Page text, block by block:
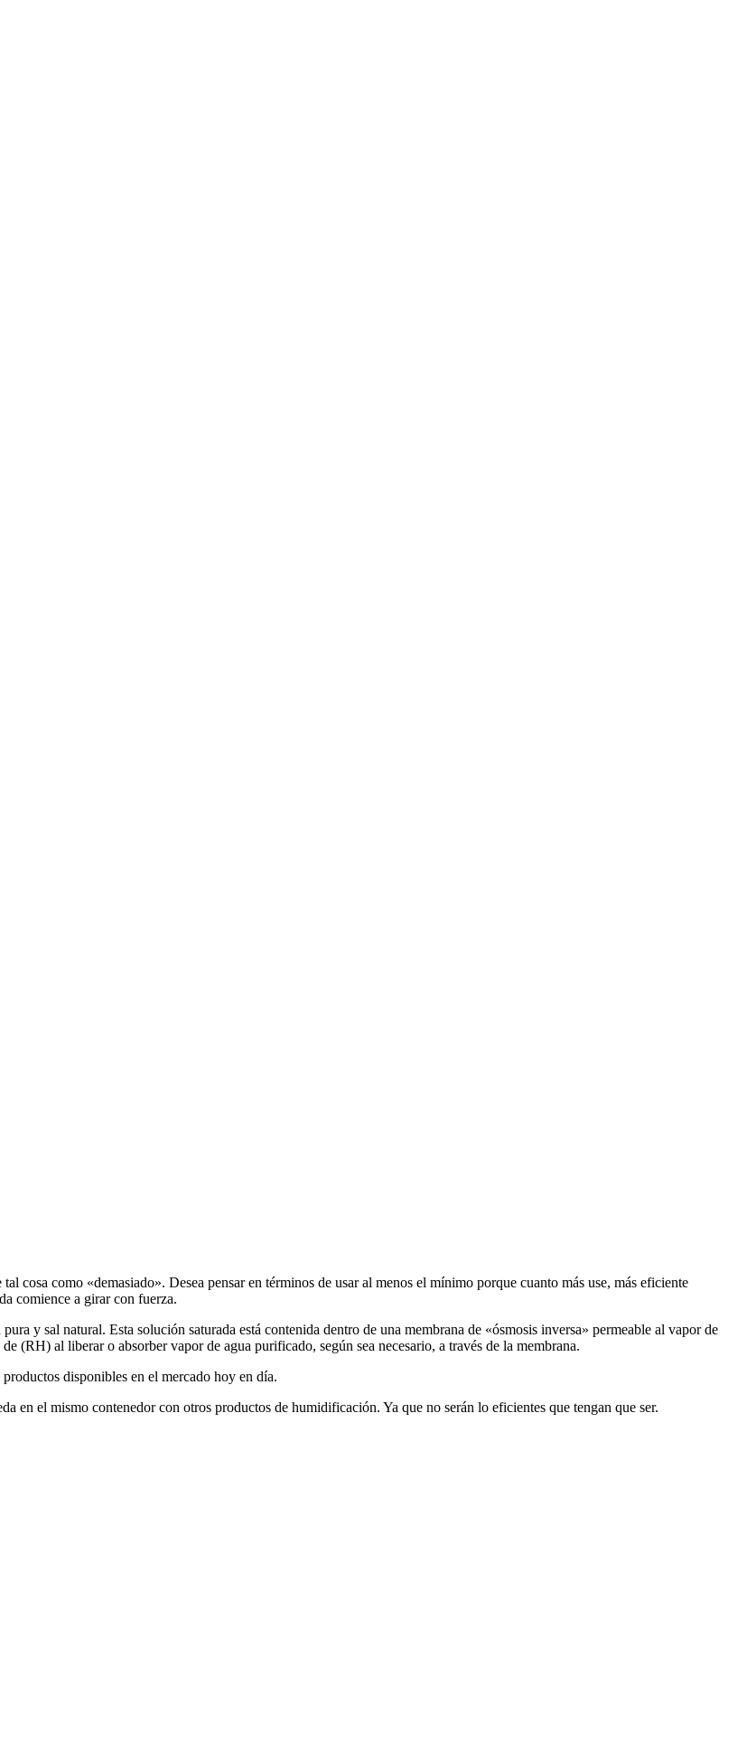
cosa como «demasiado». Desea pensar en términos de usar al menos el mínimo porque cuanto más use, más eficiente
comience a girar con fuerza.
y sal natural. Esta solución saturada está contenida dentro de una membrana de «ósmosis inversa» permeable al vapor de
(RH) al liberar o absorber vapor de agua purificado, según sea necesario, a través de la membrana.
disponibles en el mercado hoy en día.
en el mismo contenedor con otros productos de humidificación. Ya que no serán lo eficientes que tengan que ser.